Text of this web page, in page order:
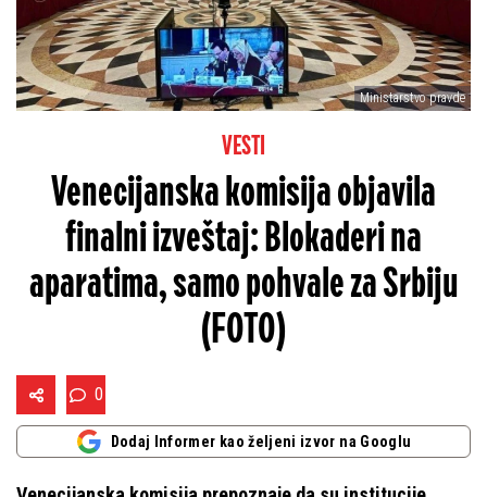
Ministarstvo pravde
VESTI
Venecijanska komisija objavila
finalni izveštaj: Blokaderi na
aparatima, samo pohvale za Srbiju
(FOTO)
0
Dodaj Informer kao željeni izvor na Googlu